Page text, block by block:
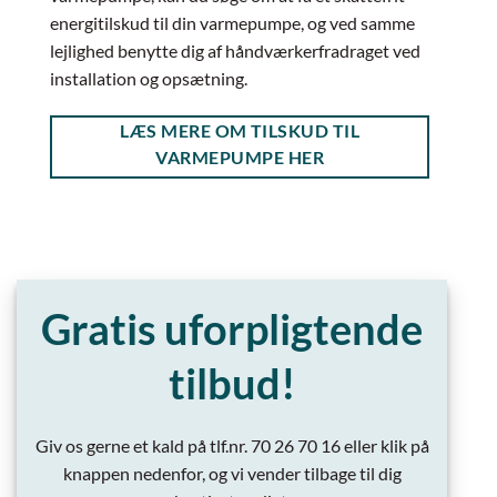
energitilskud til din varmepumpe, og ved samme
lejlighed benytte dig af håndværkerfradraget ved
installation og opsætning.
LÆS MERE OM TILSKUD TIL
VARMEPUMPE HER
Gratis uforpligtende
tilbud!
Giv os gerne et kald på tlf.nr. 70 26 70 16 eller klik på
knappen nedenfor, og vi vender tilbage til dig